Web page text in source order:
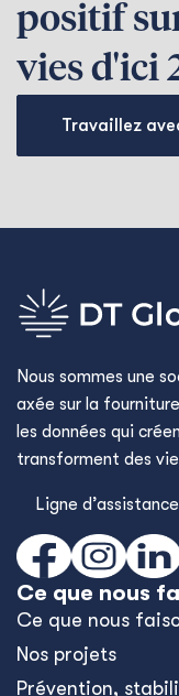
positif
vies d'ici
Travaillez
Nous sommes une
axée sur la
les données qui
transforment des
Ligne
Ce que nous
Ce que nous
Nos projets
Prévention,